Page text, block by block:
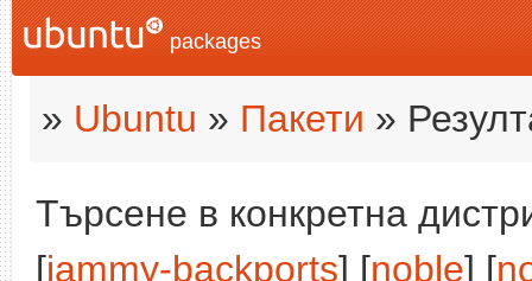
packages
» Ubuntu » Пакети »
Търсене в конкретна
[jammy-backports] [noble] [